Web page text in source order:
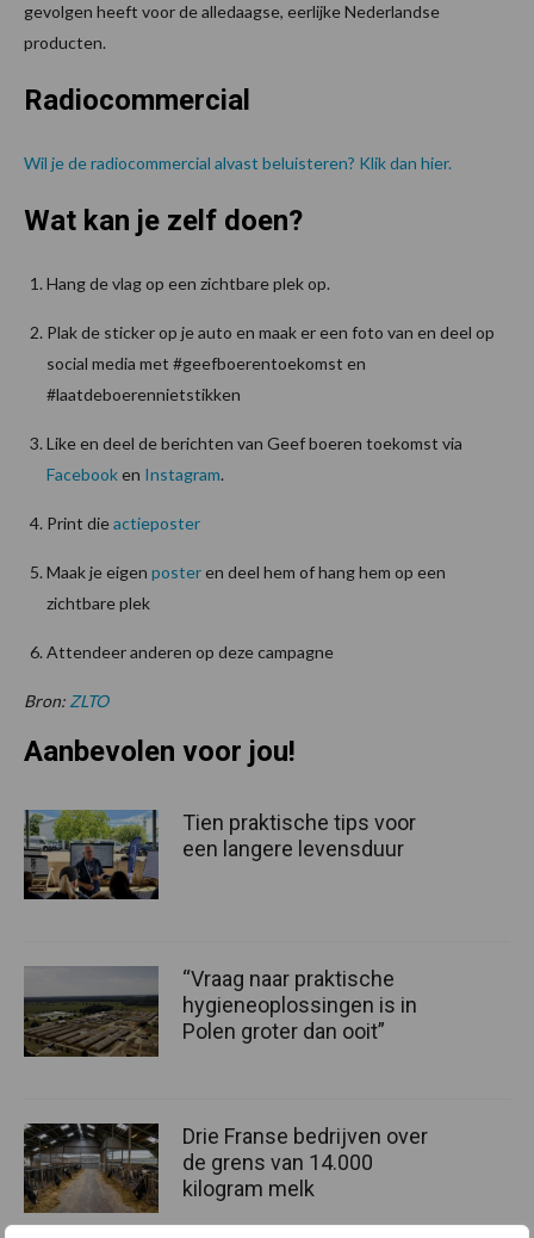
gevolgen heeft voor de alledaagse, eerlijke Nederlandse
producten.
Radiocommercial
Wil je de radiocommercial alvast beluisteren? Klik dan hier.
Wat kan je zelf doen?
Hang de vlag op een zichtbare plek op.
Plak de sticker op je auto en maak er een foto van en deel op
social media met #geefboerentoekomst en
#laatdeboerennietstikken
Like en deel de berichten van Geef boeren toekomst via
Facebooken Instagram.
Print dieactieposter
Maak je eigen posteren deel hem of hang hem op een
zichtbare plek
Attendeer anderen op deze campagne
Bron: ZLTO
Aanbevolen voor jou!
Tien praktische tips voor
een langere levensduur
“Vraag naar praktische
hygieneoplossingen is in
Polen groter dan ooit”
Drie Franse bedrijven over
de grens van 14.000
kilogram melk